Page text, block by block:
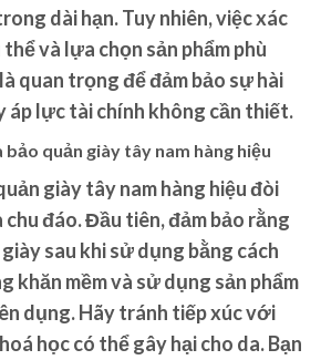
dài hạn. Tuy nhiên, việc xác
và lựa chọn sản phẩm phù
quan trọng để đảm bảo sự hài
áp lực tài chính không cần thiết.
bảo quản giày tây nam hàng hiệu
giày tây nam hàng hiệu đòi
đáo. Đầu tiên, đảm bảo rằng
sau khi sử dụng bằng cách
khăn mềm và sử dụng sản phẩm
dụng. Hãy tránh tiếp xúc với
học có thể gây hại cho da. Bạn